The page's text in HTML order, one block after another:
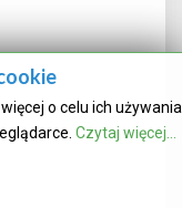
o celu ich używania
Czytaj więcej...